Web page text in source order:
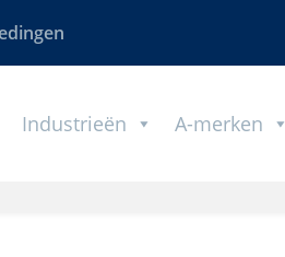
Industrieën A-merken